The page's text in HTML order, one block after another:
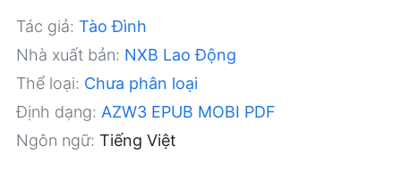
Tác giả: Tào Đình
Nhà xuất bản: NXB Lao Động
Thể loại: Chưa phân loại
Định dạng: AZW3 EPUB MOBI PDF
Ngôn ngữ: Tiếng Việt